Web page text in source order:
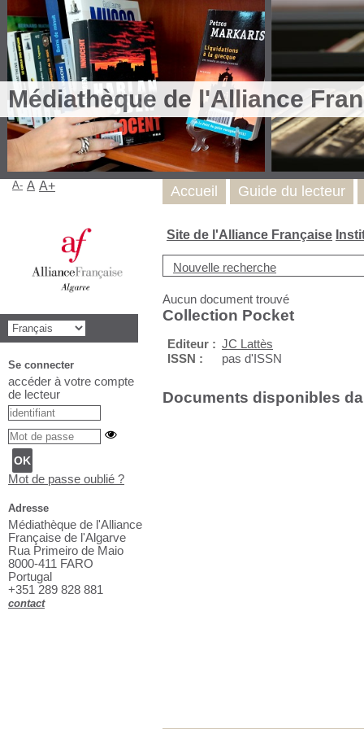
Médiathèque de l'Alliance
Site de l'Alliance Française
Nouvelle recherche
Aucun document trouvé
Collection Pocket
Editeur : JC Lattès
ISSN :
pas d'ISSN
Documents disponibles
Accueil Guide du lecteur
A- A A+
Se connecter
accéder à votre compte
de lecteur
Mot de passe oublié ?
Adresse
Médiathèque de l'Alliance
Française de l'Algarve
Rua Primeiro de Maio
8000-411 FARO
Portugal
+351 289 828 881
contact